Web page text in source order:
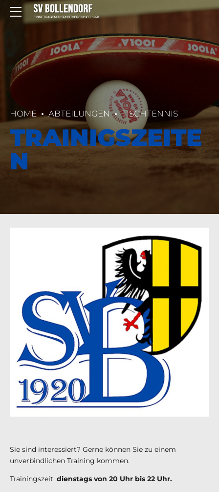
HOME ABTEILUNGEN TISCHTENNIS
TRAINIGSZEITE
N
Sie sind interessiert? Gerne können Sie zu einem
unverbindlichen Training kommen.
Trainingszeit: dienstags von 20 Uhr bis 22 Uhr.